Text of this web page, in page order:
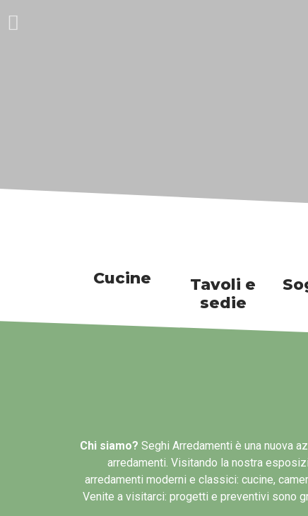
Cucine
Tavoli e
sedie
Chi siamo? Seghi Arredamenti è una nuova
arredamenti. Visitando la nostra
arredamenti moderni e classici: cucine,
Venite a visitarci: progetti e preventivi sono